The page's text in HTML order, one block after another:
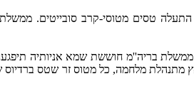
טסים מטוסי-קרב סובייטים.
בריה''מ חוששת שמא אניותיה